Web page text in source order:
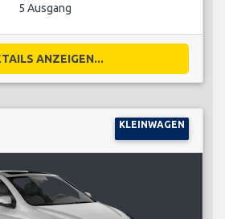
5 Ausgang
ANZEIGEN...
KLEINWAGEN